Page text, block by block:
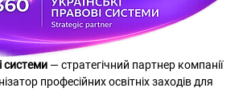
системи — стратегічний партнер компанії
професійних освітніх заходів для